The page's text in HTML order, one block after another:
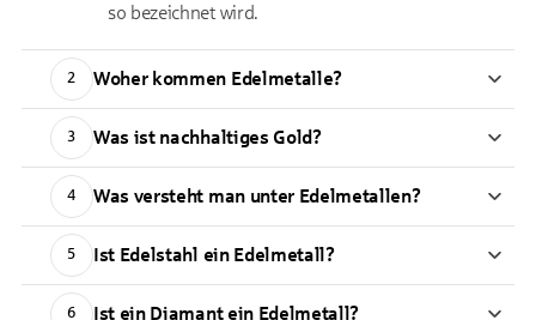
so bezeichnet wird.
2 Woher kommen Edelmetalle?
3 Was ist nachhaltiges Gold?
4 Was versteht man unter Edelmetallen?
5 Ist Edelstahl ein Edelmetall?
6 Ist ein Diamant ein Edelmetall?